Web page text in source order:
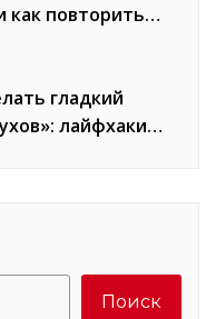
как повторить
гладкий
лайфхаки
Поиск